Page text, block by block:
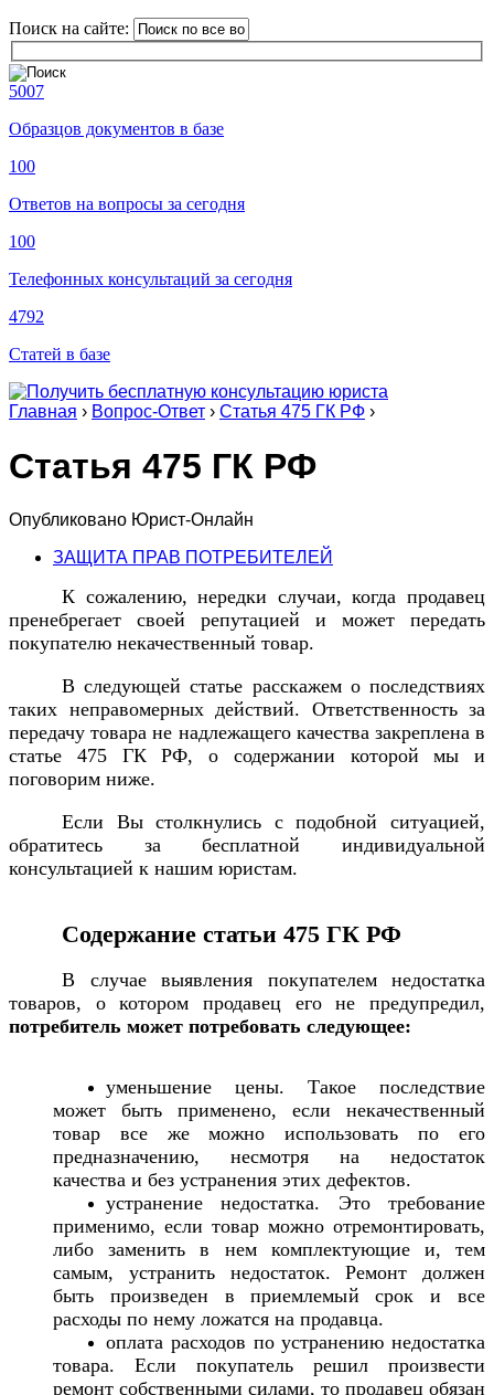
Поиск на сайте:
5007
Образцов документов в базе
100
Ответов на вопросы за сегодня
100
Телефонных консультаций за сегодня
4792
Статей в базе
Главная › Вопрос-Ответ › Статья 475 ГК РФ ›
Статья 475 ГК РФ
Опубликовано Юрист-Онлайн
ЗАЩИТА ПРАВ ПОТРЕБИТЕЛЕЙ
К сожалению, нередки случаи, когда продавец
пренебрегает своей репутацией и может передать
покупателю некачественный товар.
В следующей статье расскажем о последствиях
таких неправомерных действий. Ответственность за
передачу товара не надлежащего качества закреплена в
статье 475 ГК РФ, о содержании которой мы и
поговорим ниже.
Если Вы столкнулись с подобной ситуацией,
обратитесь за бесплатной индивидуальной
консультацией к нашим юристам.
Содержание статьи 475 ГК РФ
В случае выявления покупателем недостатка
товаров, о котором продавец его не предупредил,
потребитель может потребовать следующее:
уменьшение цены. Такое последствие
может быть применено, если некачественный
товар все же можно использовать по его
предназначению, несмотря на недостаток
качества и без устранения этих дефектов.
устранение недостатка. Это требование
применимо, если товар можно отремонтировать,
либо заменить в нем комплектующие и, тем
самым, устранить недостаток. Ремонт должен
быть произведен в приемлемый срок и все
расходы по нему ложатся на продавца.
оплата расходов по устранению недостатка
товара. Если покупатель решил произвести
ремонт собственными силами, то продавец обязан